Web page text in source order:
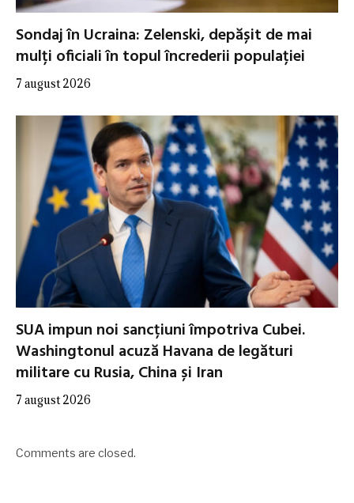
Sondaj în Ucraina: Zelenski, depășit de mai
mulți oficiali în topul încrederii populației
7 august 2026
SUA impun noi sancțiuni împotriva Cubei.
Washingtonul acuză Havana de legături
militare cu Rusia, China și Iran
7 august 2026
Comments are closed.